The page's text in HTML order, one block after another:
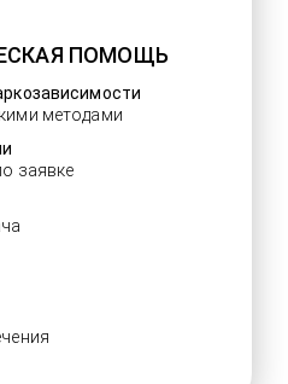
ПОМОЩЬ
методами
заявке